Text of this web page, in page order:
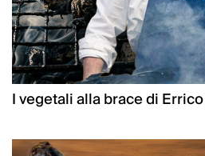
I vegetali alla brace di